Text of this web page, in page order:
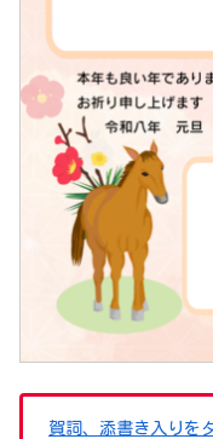
賀詞、添書き入りを